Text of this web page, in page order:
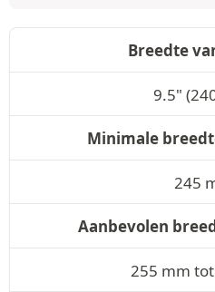
Breedte
9.5"
Minimale
245
Aanbevolen
255 mm